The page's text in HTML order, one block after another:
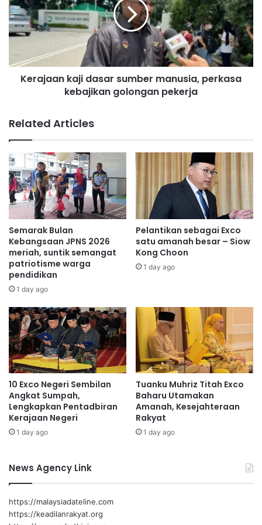
0
0
0
k
p
K
S
r
e
m
b
a
2
A
a
j
a
k
a
s
a
r
s
u
m
b
e
r
m
a
n
u
i
a
,
p
e
r
k
a
s
a
k
a
j
i
k
a
Kerajaan kaji dasar sumber manusia, perkasa
kebajikan golongan pekerja
Related Articles
Semarak Bulan
Kebangsaan JPNS 2026
meriah, suntik semangat
patriotisme warga
pendidikan
1 day ago
Pelantikan sebagai Exco
satu amanah besar – Siow
Kong Choon
1 day ago
10 Exco Negeri Sembilan
Angkat Sumpah,
Lengkapkan Pentadbiran
Kerajaan Negeri
1 day ago
Tuanku Muhriz Titah Exco
Baharu Utamakan
Amanah, Kesejahteraan
Rakyat
1 day ago
News Agency Link
https://malaysiadateline.com
https://keadilanrakyat.org